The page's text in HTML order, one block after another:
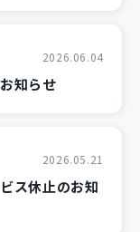
2026.06.04
知らせ
2026.05.21
ス休止のお知